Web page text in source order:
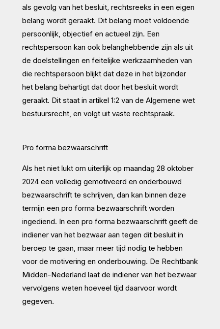
als gevolg van het besluit, rechtsreeks in een eigen
belang wordt geraakt. Dit belang moet voldoende
persoonlijk, objectief en actueel zijn. Een
rechtspersoon kan ook belanghebbende zijn als uit
de doelstellingen en feitelijke werkzaamheden van
die rechtspersoon blijkt dat deze in het bijzonder
het belang behartigt dat door het besluit wordt
geraakt. Dit staat in artikel 1:2 van de Algemene wet
bestuursrecht, en volgt uit vaste rechtspraak.
Pro forma bezwaarschrift
Als het niet lukt om uiterlijk op maandag 28 oktober
2024 een volledig gemotiveerd en onderbouwd
bezwaarschrift te schrijven, dan kan binnen deze
termijn een pro forma bezwaarschrift worden
ingediend. In een pro forma bezwaarschrift geeft de
indiener van het bezwaar aan tegen dit besluit in
beroep te gaan, maar meer tijd nodig te hebben
voor de motivering en onderbouwing. De Rechtbank
Midden-Nederland laat de indiener van het bezwaar
vervolgens weten hoeveel tijd daarvoor wordt
gegeven.